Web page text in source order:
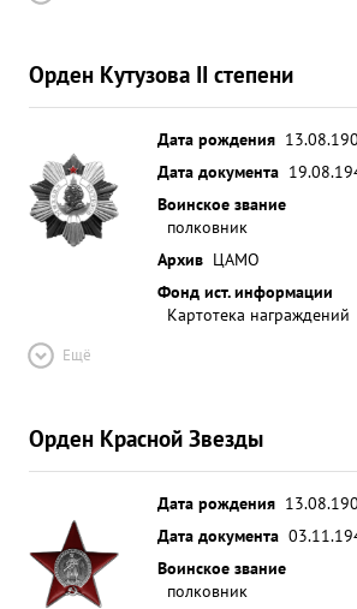
боя, в которых сбито 264 самолета
при своих потерях 88 самолетов.
летчики уничтожили на земле:
лошадей 45, повозок 20
солдат и офицеров противника За
выполнение боевых заданий по
Крыма приказом Верховного г
Главнокомандующего личному
дивизии об явлена
Орден Кутузова II степени
Дата рождения
Дата документа
Воинское звание
полковник
Архив ЦАМО
Фонд ист. информации
Картотека награждений
Ещё
Орден Красной Звезды
Дата рождения
Дата документа
Воинское звание
полковник